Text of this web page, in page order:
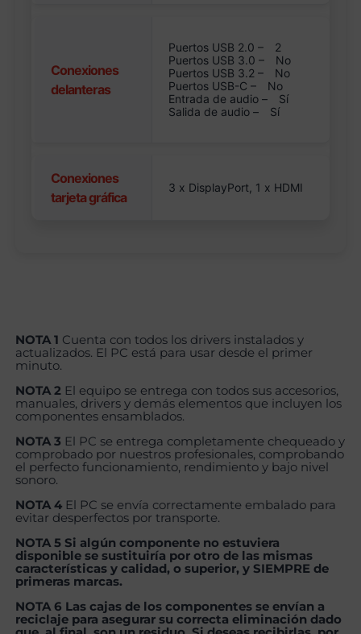
Conexiones
delanteras
Puertos USB 2.0 –
2
Puertos USB 3.0 –
No
Puertos USB 3.2 –
No
Puertos USB-C –
No
Entrada de audio –
Sí
Salida de audio –
Sí
Conexiones
tarjeta gráfica
3 x DisplayPort, 1 x HDMI
NOTA 1 Cuenta con todos los drivers instalados y
actualizados. El PC está para usar desde el primer
minuto.
NOTA 2 El equipo se entrega con todos sus accesorios,
manuales, drivers y demás elementos que incluyen los
componentes ensamblados.
NOTA 3 El PC se entrega completamente chequeado y
comprobado por nuestros profesionales, comprobando
el perfecto funcionamiento, rendimiento y bajo nivel
sonoro.
NOTA 4 El PC se envía correctamente embalado para
evitar desperfectos por transporte.
NOTA 5 Si algún componente no estuviera
disponible se sustituiría por otro de las mismas
características y calidad, o superior, y SIEMPRE de
primeras marcas.
NOTA 6 Las cajas de los componentes se envían a
reciclaje para asegurar su correcta eliminación dado